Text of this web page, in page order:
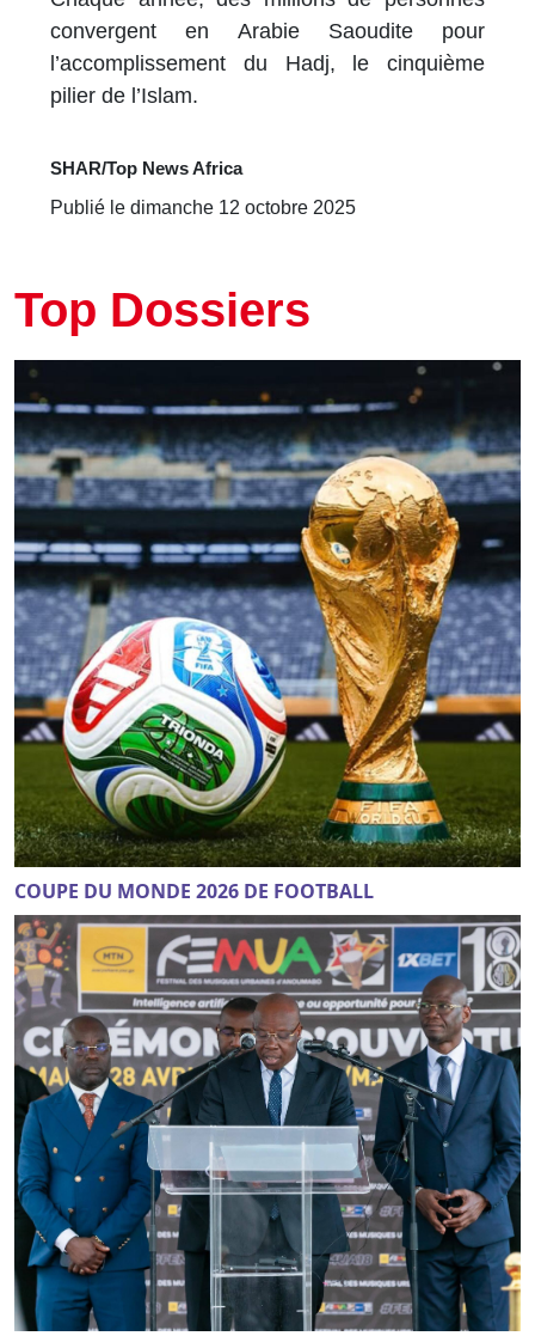
convergent en Arabie Saoudite pour
l’accomplissement du Hadj, le cinquième
pilier de l’Islam.
SHAR/Top News Africa
Publié le dimanche 12 octobre 2025
Top Dossiers
COUPE DU MONDE 2026 DE FOOTBALL